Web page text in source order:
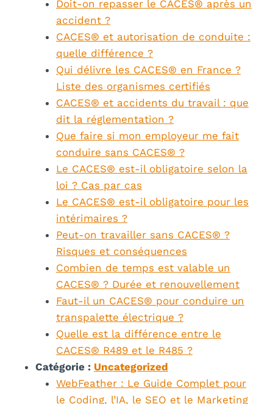
Doit-on repasser le CACES® après un
accident ?
CACES® et autorisation de conduite :
quelle différence ?
Qui délivre les CACES® en France ?
Liste des organismes certifiés
CACES® et accidents du travail : que
dit la réglementation ?
Que faire si mon employeur me fait
conduire sans CACES® ?
Le CACES® est-il obligatoire selon la
loi ? Cas par cas
Le CACES® est-il obligatoire pour les
intérimaires ?
Peut-on travailler sans CACES® ?
Risques et conséquences
Combien de temps est valable un
CACES® ? Durée et renouvellement
Faut-il un CACES® pour conduire un
transpalette électrique ?
Quelle est la différence entre le
CACES® R489 et le R485 ?
Catégorie : Uncategorized
WebFeather : Le Guide Complet pour
le Coding, l’IA, le SEO et le Marketing